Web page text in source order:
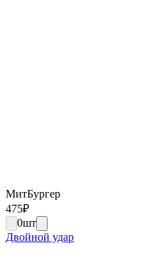
МитБургер
475₽
0шт
Двойной удар